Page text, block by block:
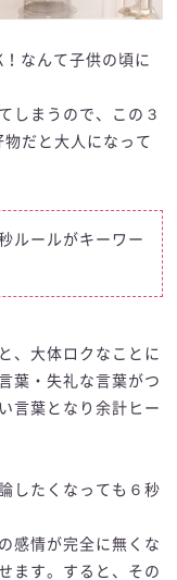
なんて子供の頃に
しまうので、この３
だと大人になって
ルールがキーワー
、大体ロクなことに
葉・失礼な言葉がつ
言葉となり余計ヒー
したくなっても６秒
感情が完全に無くな
ます。すると、その